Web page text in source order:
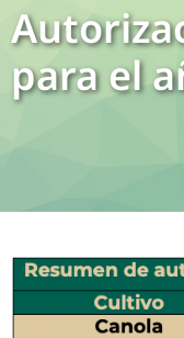
para el